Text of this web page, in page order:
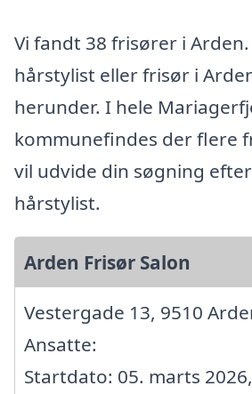
Vi fandt 38 frisører i
hårstylist eller frisør i
herunder. I hele
kommunefindes der flere
vil udvide din søgning
hårstylist.
Arden Frisør Salon
Vestergade 13, 9510
Ansatte:
Startdato: 05. marts 2026,